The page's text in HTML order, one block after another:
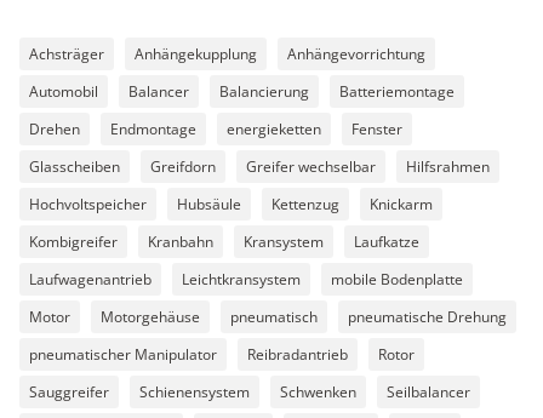
Achsträger Anhängekupplung
Anhängevorrichtung
Automobil
Balancer Balancierung
Batteriemontage
Drehen
Endmontage energieketten
Fenster
Glasscheiben
Greifdorn Greifer wechselbar
Hilfsrahmen
Hochvoltspeicher
Hubsäule Kettenzug
Knickarm
Kombigreifer
Kranbahn Kransystem
Laufkatze
Laufwagenantrieb
Leichtkransystem
mobile Bodenplatte
Motor
Motorgehäuse pneumatisch
pneumatische Drehung
pneumatischer Manipulator
Reibradantrieb
Rotor
Sauggreifer
Schienensystem Schwenken
Seilbalancer